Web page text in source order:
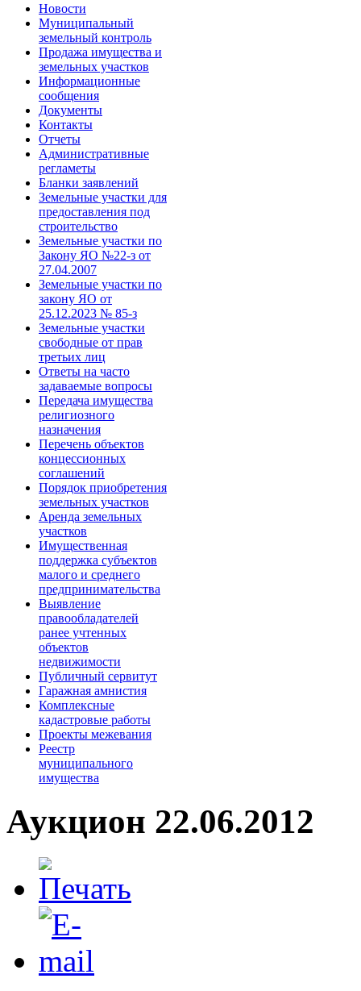
Новости
Муниципальный
земельный контроль
Продажа имущества и
земельных участков
Информационные
сообщения
Документы
Контакты
Отчеты
Административные
регламеты
Бланки заявлений
Земельные участки для
предоставления под
строительство
Земельные участки по
Закону ЯО №22-з от
27.04.2007
Земельные участки по
закону ЯО от
25.12.2023 № 85-з
Земельные участки
свободные от прав
третьих лиц
Ответы на часто
задаваемые вопросы
Передача имущества
религиозного
назначения
Перечень объектов
концессионных
соглашений
Порядок приобретения
земельных участков
Аренда земельных
участков
Имущественная
поддержка субъектов
малого и среднего
предпринимательства
Выявление
правообладателей
ранее учтенных
объектов
недвижимости
Публичный сервитут
Гаражная амнистия
Комплексные
кадастровые работы
Проекты межевания
Реестр
муниципального
имущества
Аукцион 22.06.2012